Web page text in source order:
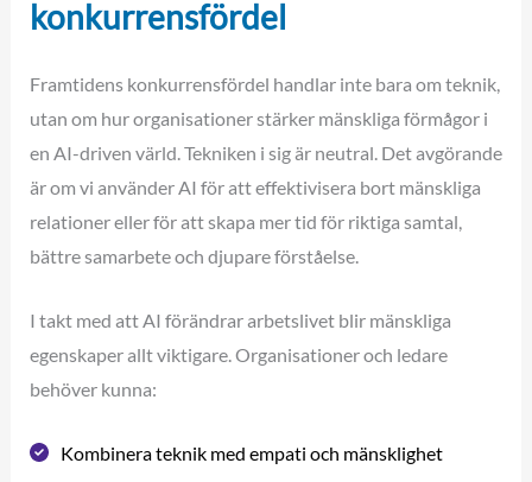
konkurrensfördel
Framtidens konkurrensfördel handlar inte bara om teknik,
utan om hur organisationer stärker mänskliga förmågor i
en AI-driven värld. Tekniken i sig är neutral. Det avgörande
är om vi använder AI för att effektivisera bort mänskliga
relationer eller för att skapa mer tid för riktiga samtal,
bättre samarbete och djupare förståelse.
I takt med att AI förändrar arbetslivet blir mänskliga
egenskaper allt viktigare. Organisationer och ledare
behöver kunna:
Kombinera teknik med empati och mänsklighet